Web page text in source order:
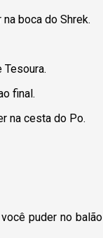
boca do Shrek.
Tesoura.
final.
na cesta do Po.
puder no balão